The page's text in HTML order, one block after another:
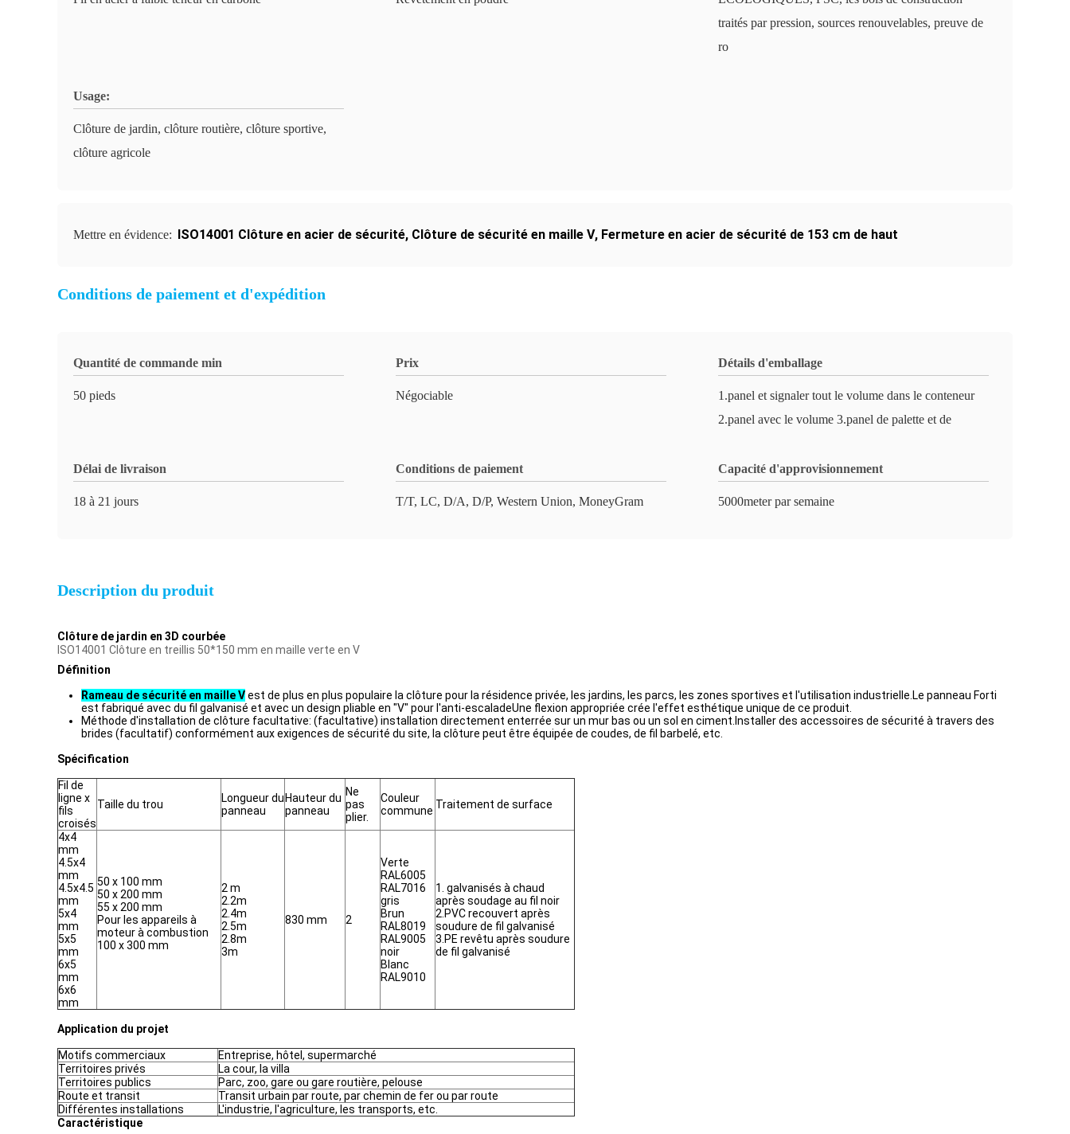
traités par pression, sources renouvelables, preuve de
ro
Usage:
Clôture de jardin, clôture routière, clôture sportive,
clôture agricole
Mettre en évidence: ISO14001 Clôture en acier de sécurité, Clôture de sécurité en maille V, Fermeture en acier de sécurité de 153 cm de haut
Conditions de paiement et d'expédition
Quantité de commande min
50 pieds
Prix
Négociable
Détails d'emballage
1.panel et signaler tout le volume dans le conteneur
2.panel avec le volume 3.panel de palette et de
Délai de livraison
18 à 21 jours
Conditions de paiement
T/T, LC, D/A, D/P, Western Union, MoneyGram
Capacité d'approvisionnement
5000meter par semaine
Description du produit
Clôture de jardin en 3D courbée
ISO14001 Clôture en treillis 50*150 mm en maille verte en V
Définition
Rameau de sécurité en maille Vest de plus en plus populaire la clôture pour la résidence privée, les jardins, les parcs, les zones sportives et l'utilisation industrielle.Le panneau Forti
est fabriqué avec du fil galvanisé et avec un design pliable en "V" pour l'anti-escaladeUne flexion appropriée crée l'effet esthétique unique de ce produit.
Méthode d'installation de clôture facultative: (facultative) installation directement enterrée sur un mur bas ou un sol en ciment.Installer des accessoires de sécurité à travers des
brides (facultatif) conformément aux exigences de sécurité du site, la clôture peut être équipée de coudes, de fil barbelé, etc.
Spécification
Fil de
ligne x
fils
croisés
Taille du trou
Longueur du
panneau
Hauteur du
panneau
Ne
pas
plier.
Couleur
commune Traitement de surface
4x4
mm
4.5x4
mm
4.5x4.5
mm
5x4
mm
5x5
mm
6x5
mm
6x6
mm
50 x 100 mm
50 x 200 mm
55 x 200 mm
Pour les appareils à
moteur à combustion
100 x 300 mm
2 m
2.2m
2.4m
2.5m
2.8m
3m
830 mm 2
Verte
RAL6005
RAL7016
gris
Brun
RAL8019
RAL9005
noir
Blanc
RAL9010
1. galvanisés à chaud
après soudage au fil noir
2.PVC recouvert après
soudure de fil galvanisé
3.PE revêtu après soudure
de fil galvanisé
Application du projet
Motifs commerciaux
Entreprise, hôtel, supermarché
Territoires privés
La cour, la villa
Territoires publics
Parc, zoo, gare ou gare routière, pelouse
Route et transit
Transit urbain par route, par chemin de fer ou par route
Différentes installations
L'industrie, l'agriculture, les transports, etc.
Caractéristique